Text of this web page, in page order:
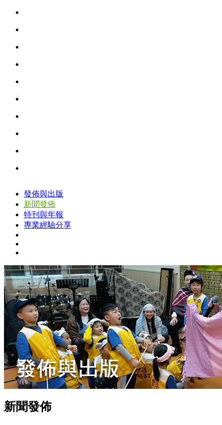
發佈與出版
新聞發佈
特刊與年報
專業經驗分享
新聞發佈